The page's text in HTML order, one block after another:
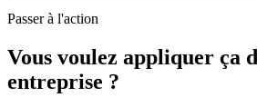
Passer à l'action
Vous voulez appliquer ça
entreprise ?